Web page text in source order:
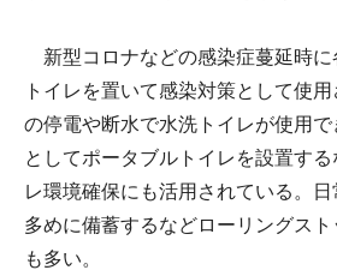
新型コロナなどの感染症蔓延時に
トイレを置いて感染対策として使
の停電や断水で水洗トイレが使用
としてポータブルトイレを設置す
レ環境確保にも活用されている。
多めに備蓄するなどローリングス
も多い。